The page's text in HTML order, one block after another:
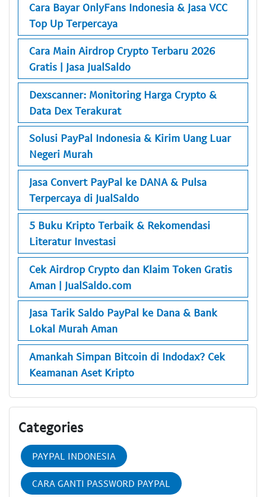
Cara Bayar OnlyFans Indonesia & Jasa VCC
Top Up Terpercaya
Cara Main Airdrop Crypto Terbaru 2026
Gratis | Jasa JualSaldo
Dexscanner: Monitoring Harga Crypto &
Data Dex Terakurat
Solusi PayPal Indonesia & Kirim Uang Luar
Negeri Murah
Jasa Convert PayPal ke DANA & Pulsa
Terpercaya di JualSaldo
5 Buku Kripto Terbaik & Rekomendasi
Literatur Investasi
Cek Airdrop Crypto dan Klaim Token Gratis
Aman | JualSaldo.com
Jasa Tarik Saldo PayPal ke Dana & Bank
Lokal Murah Aman
Amankah Simpan Bitcoin di Indodax? Cek
Keamanan Aset Kripto
Categories
PAYPAL INDONESIA
CARA GANTI PASSWORD PAYPAL